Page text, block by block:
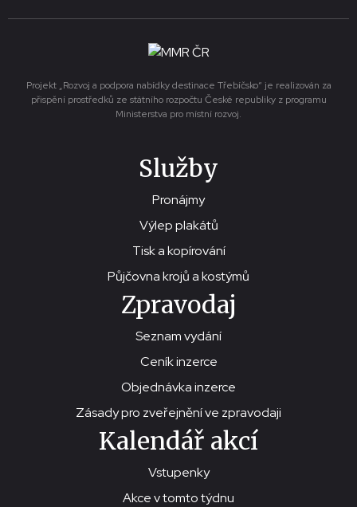
Projekt „Rozvoj a podpora nabídky destinace Třebíčsko“ je realizován za
přispění prostředků ze státního rozpočtu České republiky z programu
Ministerstva pro místní rozvoj.
Služby
Pronájmy
Výlep plakátů
Tisk a kopírování
Půjčovna krojů a kostýmů
Zpravodaj
Seznam vydání
Ceník inzerce
Objednávka inzerce
Zásady pro zveřejnění ve zpravodaji
Kalendář akcí
Vstupenky
Akce v tomto týdnu